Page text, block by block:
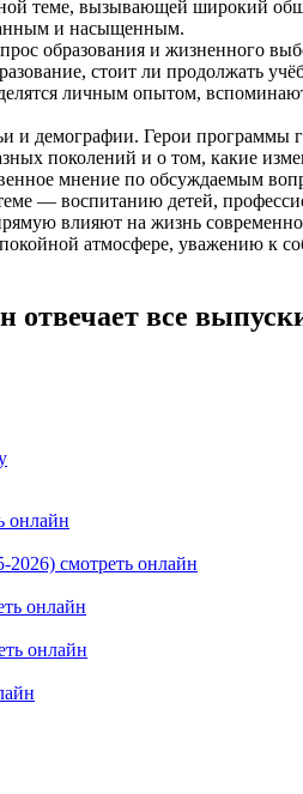
теме, вызывающей широкий
и насыщенным.
образования и жизненного
стоит ли продолжать
личным опытом,
и демографии. Герои
поколений и о том, какие
мнение по обсуждаемым
— воспитанию детей,
влияют на жизнь
атмосфере, уважению к
отвечает все